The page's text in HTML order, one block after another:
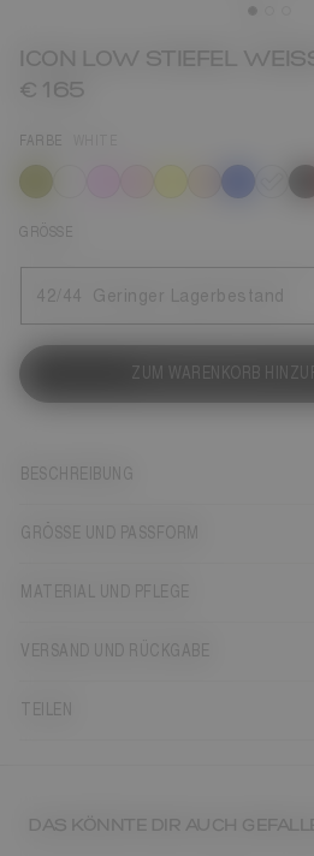
ICON LOW STIEFEL
€ 165
FARBE
GRÖSSE
42/44 Geringer Lagerbestand
ZUM WARENKORB
BESCHREIBUNG
GRÖSSE UND PASSFORM
MATERIAL UND PFLEGE
VERSAND UND RÜCKGABE
TEILEN
DAS KÖNNTE DIR AUCH